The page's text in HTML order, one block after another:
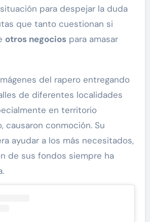
para despejar la duda
que tanto cuestionan si
otros negociospara amasar
del rapero entregando
de diferentes localidades
en territorio
causaron conmoción. Su
ayudar a los más necesitados,
de sus fondos siempre ha